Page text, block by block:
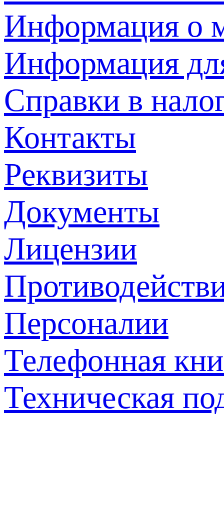
Информация о
Информация
Справки в
Контакты
Реквизиты
Документы
Лицензии
Персоналии
Телефонная
Техническая